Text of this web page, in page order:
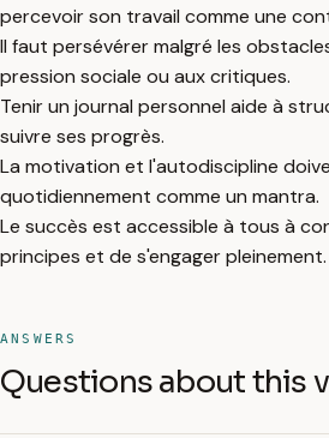
percevoir son travail comme une
Il faut persévérer malgré les
pression sociale ou aux critiques.
Tenir un journal personnel aide à
suivre ses progrès.
La motivation et l'autodiscipline
quotidiennement comme un mantra.
Le succès est accessible à tous à
principes et de s'engager pleinement.
ANSWERS
Questions about this